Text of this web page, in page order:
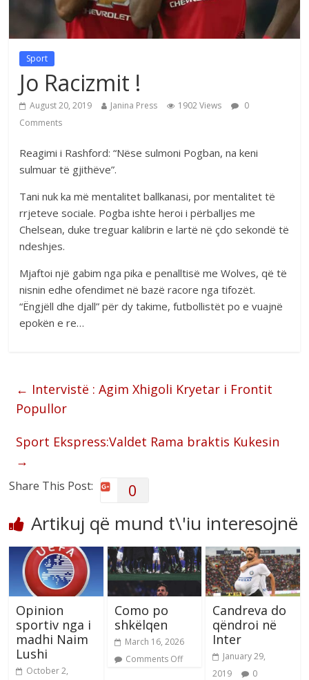
Sport
Jo Racizmit !
August 20, 2019 Janina Press 1902 Views
0
Comments
Reagimi i Rashford: “Nëse sulmoni Pogban, na keni
sulmuar të gjithëve”.
Tani nuk ka më mentalitet ballkanasi, por mentalitet të
rrjeteve sociale. Pogba ishte heroi i përballjes me
Chelsean, duke treguar kalibrin e lartë në çdo sekondë të
ndeshjes.
Mjaftoi një gabim nga pika e penalltisë me Wolves, që të
nisnin edhe ofendimet në bazë racore nga tifozët.
“Ëngjëll dhe djall” për dy takime, futbollistët po e vuajnë
epokën e re…
← Intervistë : Agim Xhigoli Kryetar i Frontit
Popullor
Sport Ekspress:Valdet Rama braktis Kukesin
→
Share This Post: 0
Artikuj që mund t\'iu interesojnë
Opinion
sportiv nga i
madhi Naim
Lushi
October 2,
Como po
shkëlqen
March 16, 2026
Comments Off
Candreva do
qëndroi në
Inter
January 29,
2019
0